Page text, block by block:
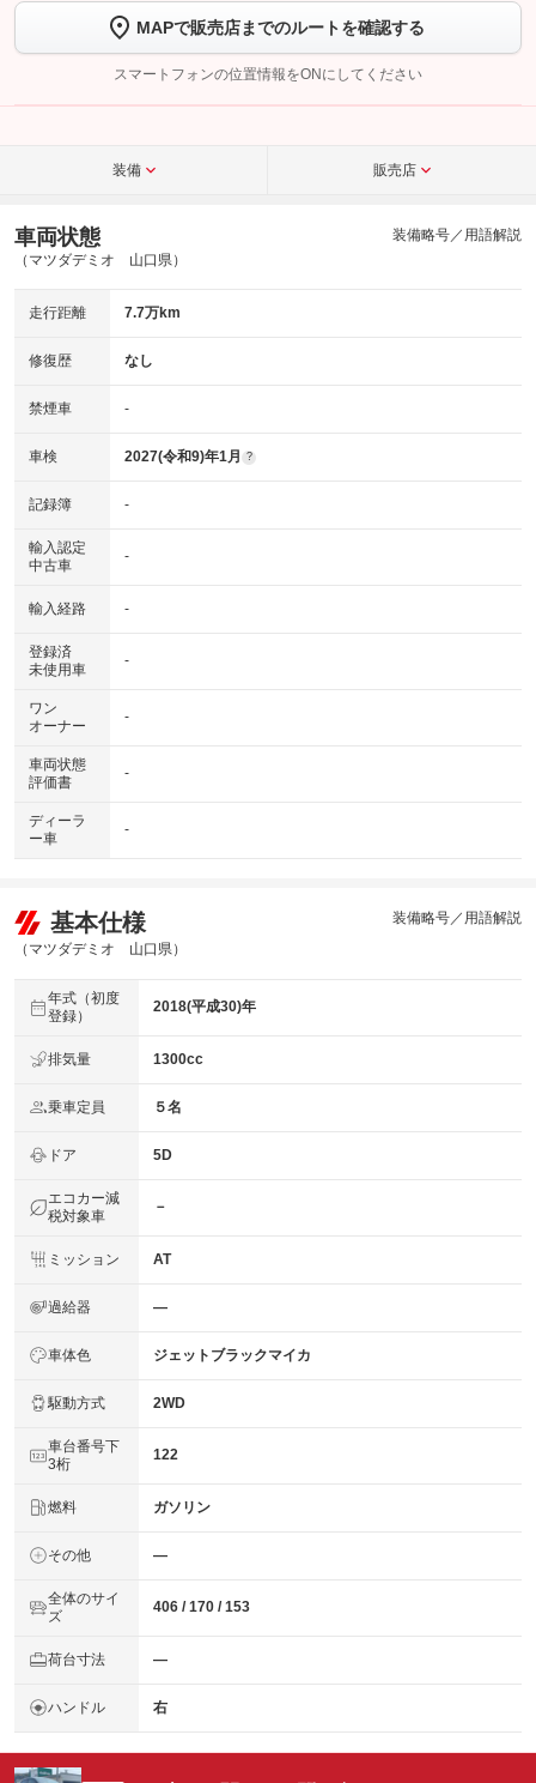
トーク画面で
ボタンをタップして問い合わせを
完了してください。
こちら
MAPで販売店までのルートを確認する
スマートフォンの位置情報をONにしてください
装備 販売店
車両状態
（マツダデミオ 山口県）
装備略号／用語解説
走行距離 7.7万km
修復歴 なし
禁煙車 -
車検 2027(令和9)年1月 ?
記録簿 -
輸入認定
中古車
-
輸入経路 -
登録済
未使用車
-
ワン
オーナー
-
車両状態
評価書
-
ディーラ
ー車
-
基本仕様
（マツダデミオ 山口県）
装備略号／用語解説
年式（初度
登録）
2018(平成30)年
排気量 1300cc
乗車定員 ５名
ドア 5D
エコカー減
税対象車
－
ミッション AT
過給器 ―
車体色 ジェットブラックマイカ
駆動方式 2WD
車台番号下
3桁
122
燃料 ガソリン
その他 ―
全体のサイ
ズ
406 / 170 / 153
荷台寸法 ―
ハンドル 右